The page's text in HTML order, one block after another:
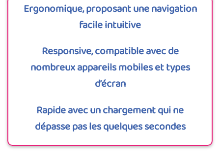
Ergonomique, proposant une navigation
facile intuitive
Responsive, compatible avec de
nombreux appareils mobiles et types
d’écran
Rapide avec un chargement qui ne
dépasse pas les quelques secondes